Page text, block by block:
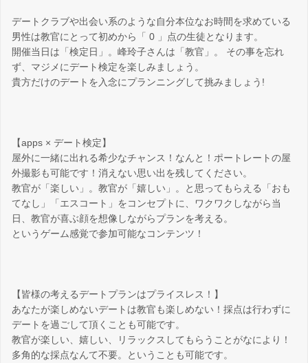
デートクラブや出会い系のような自分本位なお時間を求めている
男性は教官にとって初めから「 0 」点の生徒となります。
開催当日は「検定日」。峰玲子さんは「教官」。 その事を忘れ
ず、マジメにデート検定を楽しみましょう。
貴方だけのデートを入念にプランニングして挑みましょう!
【apps × デート検定】
屋外に一緒に出れる希少なチャンス！なんと！ポートレートの屋
外撮影も可能です！消えない思い出を残してください。
教官が「楽しい」。教官が「嬉しい」。と思ってもらえる「おも
てなし」「エスコート」をコンセプトに、ワクワクしながら当
日、教官が喜ぶ顔を想像しながらプランを考える。
というゲーム感覚で参加可能なコンテンツ！
【皆様の考えるデートプランはプライスレス！】
あなたが楽しめないデートは教官も楽しめない！採点は行わずに
デートを過ごして頂くことも可能です。
教官が楽しい、嬉しい、リラックスしてもらうことがなにより！
多角的な採点なんて不要。ということも可能です。